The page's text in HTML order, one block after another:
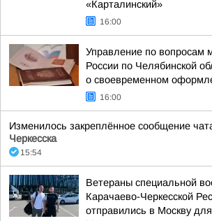
«Карталинский»
16:00
Управление по вопросам
России по Челябинской
о своевременном
16:00
Изменилось закреплённое сообщение
Черкесска
15:54
Ветераны специальной
Карачаево-Черкесской
отправились в Москву